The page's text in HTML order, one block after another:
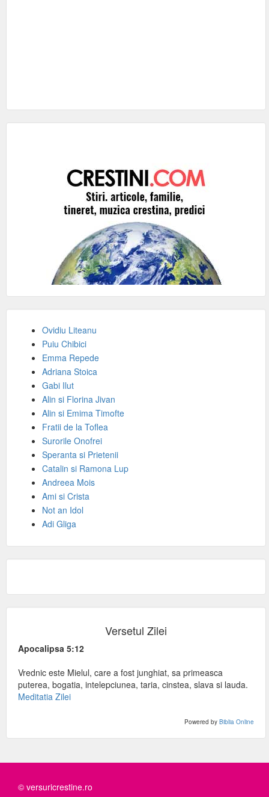
Ovidiu Liteanu
Puiu Chibici
Emma Repede
Adriana Stoica
Gabi Ilut
Alin si Florina Jivan
Alin si Emima Timofte
Fratii de la Toflea
Surorile Onofrei
Speranta si Prietenii
Catalin si Ramona Lup
Andreea Mois
Ami si Crista
Not an Idol
Adi Gliga
Versetul Zilei
Apocalipsa 5:12
Vrednic este Mielul, care a fost junghiat, sa primeasca
puterea, bogatia, intelepciunea, taria, cinstea, slava si lauda.
Meditatia Zilei
Powered by Biblia Online
© versuricrestine.ro